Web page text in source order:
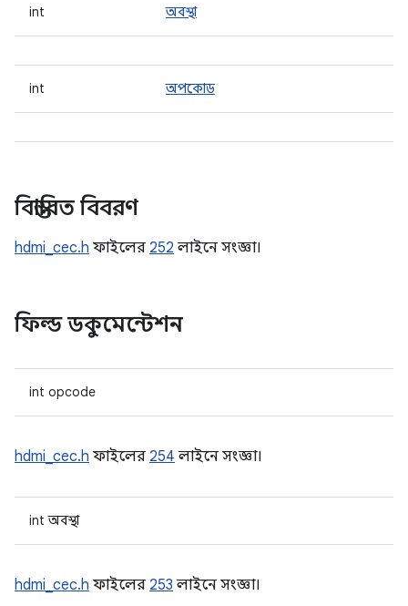
int অবস্থা
int অপকোড
বিস্তারিত বিবরণ
hdmi_cec.h ফাইলের 252 লাইনে সংজ্ঞা।
ফিল্ড ডকুমেন্টেশন
int opcode
hdmi_cec.h ফাইলের 254 লাইনে সংজ্ঞা।
int অবস্থা
hdmi_cec.h ফাইলের 253 লাইনে সংজ্ঞা।